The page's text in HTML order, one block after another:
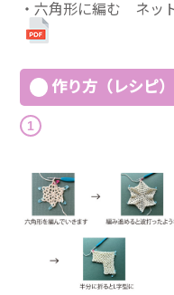
六角形に編む ネッ
作り方（レシピ）
1